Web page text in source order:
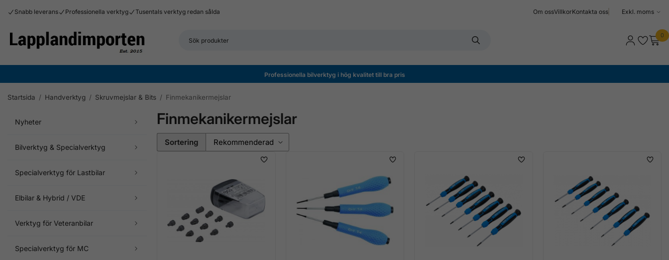
Snabb leverans Professionella verktyg Tusentals verktyg redan sålda Om ossVillkorKontakta oss
Välj
0
Professionella bilverktyg i hög kvalitet till bra pris
Startsida / Handverktyg / Skruvmejslar & Bits / Finmekanikermejslar
Nyheter
Bilverktyg & Specialverktyg
Specialverktyg för Lastbilar
Elbilar & Hybrid / VDE
Verktyg för Veteranbilar
Specialverktyg för MC
Finmekanikermejslar
Sortering